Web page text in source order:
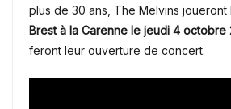
plus de 30 ans, The Melvins
Brest à la Carenne le jeudi 4 octobre
feront leur ouverture de concert.